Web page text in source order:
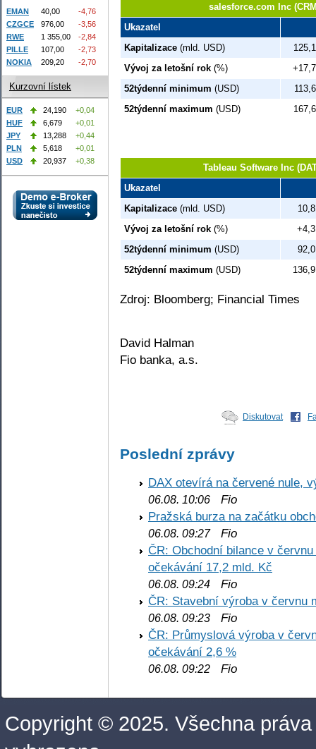
salesforce.com Inc
Ukazatel
Kapitalizace (mld. USD)
125,1
Vývoj za letošní rok (%)
+17,7
52týdenní minimum (USD)
113,6
52týdenní maximum (USD) 167,6
Tableau Software Inc
Ukazatel
Kapitalizace (mld. USD)
10,8
Vývoj za letošní rok (%)
+4,3
52týdenní minimum (USD)
92,0
52týdenní maximum (USD) 136,9
Zdroj: Bloomberg; Financial Times
David Halman
Fio banka, a.s.
Diskutovat
Poslední zprávy
DAX otevírá na červené nule,
06.08. 10:06 Fio
Pražská burza na začátku
06.08. 09:27Fio
ČR: Obchodní bilance v
očekávání 17,2 mld. Kč
06.08. 09:24 Fio
ČR: Stavební výroba v červnu
06.08. 09:23 Fio
ČR: Průmyslová výroba v
očekávání 2,6 %
06.08. 09:22 Fio
EMAN 40,00
-4,76
CZGCE
976,00
-3,56
RWE
1 355,00
-2,84
PILLE
107,00
-2,73
NOKIA
209,20 -2,70
Kurzovní lístek
EUR 24,190
+0,04
HUF
6,679
+0,01
JPY
13,288
+0,44
PLN
5,618
+0,01
USD
20,937 +0,38
Copyright © 2025. Všechna práva